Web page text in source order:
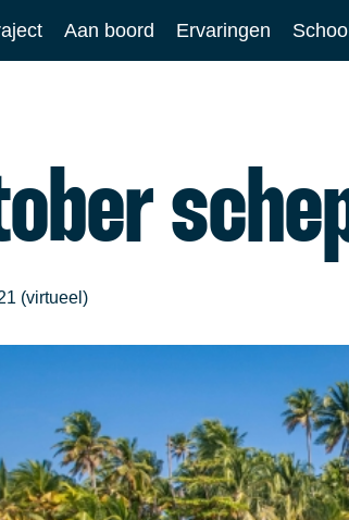
Aan boord Ervaringen
(virtueel)